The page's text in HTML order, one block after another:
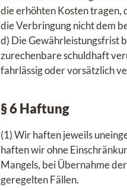
die erhöhten Kosten tragen,
die Verbringung nicht dem
d) Die Gewährleistungsfrist
zurechenbare schuldhaft
fahrlässig oder vorsätzlich
§ 6 Haftung
(1) Wir haften jeweils
haften wir ohne
Mangels, bei Übernahme
geregelten Fällen.